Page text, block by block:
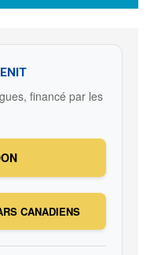
financé par les
CANADIENS